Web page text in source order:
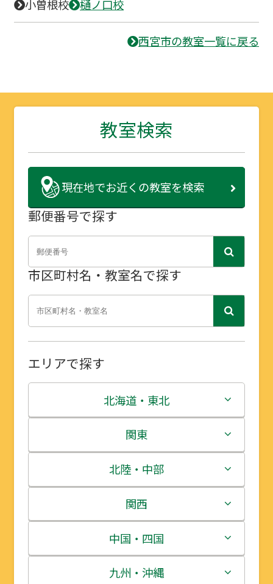
小曽根校 樋ノ口校
西宮市の教室一覧に戻る
教室検索
現在地でお近くの教室を検索
郵便番号で探す
市区町村名・教室名で探す
エリアで探す
北海道・東北
北海道
青森県
岩手県
宮城県
秋田県
関東
茨城県
栃木県
群馬県
埼玉県
北陸・中部
新潟県
富山県
石川県
関西
三重県
滋賀県
中国・四国
鳥取県
九州・沖縄